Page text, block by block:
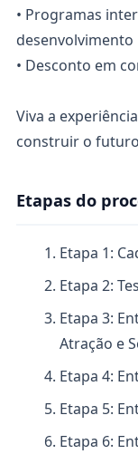
• Programas
desenvolvimento
• Desconto em
Viva a
construir o
Etapas do
Etapa 1:
Etapa 2:
Etapa 3:
Atração e
Etapa 4:
Etapa 5:
Etapa 6: